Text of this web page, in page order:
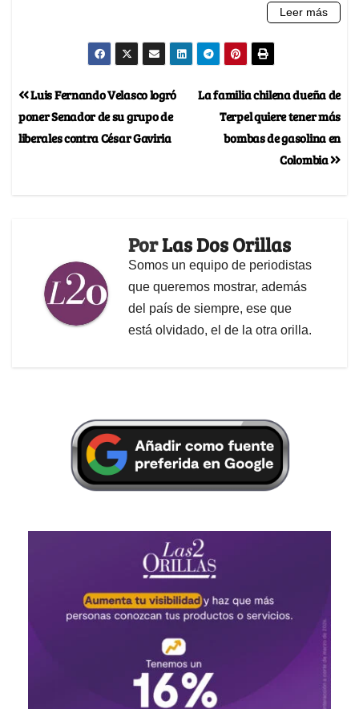
La familia chilena dueña de
Terpel quiere tener más
bombas de gasolina en
Colombia
Luis Fernando Velasco logró
poner Senador de su grupo de
liberales contra César Gaviria
PorLas Dos Orillas
Somos un equipo de periodistas
que queremos mostrar, además
del país de siempre, ese que
está olvidado, el de la otra orilla.